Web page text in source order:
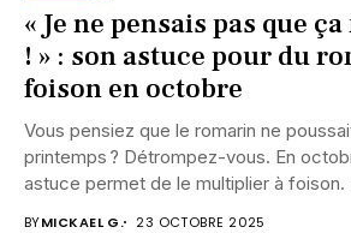
« Je ne pensais pas que
! » : son astuce pour du
foison en octobre
Vous pensiez que le romarin ne
printemps ? Détrompez-vous. En
astuce permet de le multiplier à foison.
BYMICKAEL G. 23 OCTOBRE 2025